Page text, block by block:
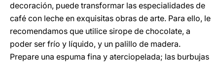
búsqueda
decoración, puede transformar las especialidades de
café con leche en exquisitas obras de arte. Para ello, le
recomendamos que utilice sirope de chocolate, a
poder ser frío y líquido, y un palillo de madera.
Prepare una espuma fina y aterciopelada; las burbujas